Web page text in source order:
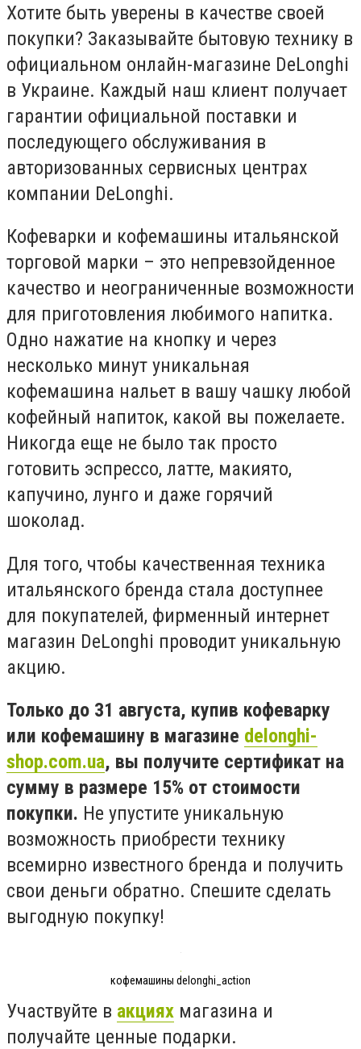
Хотите быть уверены в качестве своей
покупки? Заказывайте бытовую технику в
официальном онлайн-магазине DeLonghi
в Украине. Каждый наш клиент получает
гарантии официальной поставки и
последующего обслуживания в
авторизованных сервисных центрах
компании DeLonghi.
Кофеварки и кофемашины итальянской
торговой марки – это непревзойденное
качество и неограниченные возможности
для приготовления любимого напитка.
Одно нажатие на кнопку и через
несколько минут уникальная
кофемашина нальет в вашу чашку любой
кофейный напиток, какой вы пожелаете.
Никогда еще не было так просто
готовить эспрессо, латте, макиято,
капучино, лунго и даже горячий
шоколад.
Для того, чтобы качественная техника
итальянского бренда стала доступнее
для покупателей, фирменный интернет
магазин DeLonghi проводит уникальную
акцию.
Только до 31 августа, купив кофеварку
или кофемашину в магазине delonghi-
shop.com.ua, вы получите сертификат на
сумму в размере 15% от стоимости
покупки. Не упустите уникальную
возможность приобрести технику
всемирно известного бренда и получить
свои деньги обратно. Спешите сделать
выгодную покупку!
кофемашины delonghi_action
Участвуйте в акциях магазина и
получайте ценные подарки.